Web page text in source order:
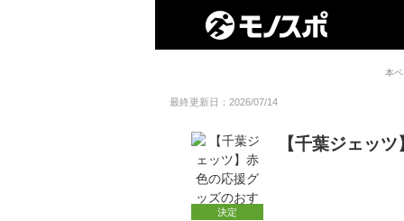
本
最終更新日：2026/07/14
決定
【千葉ジェッ